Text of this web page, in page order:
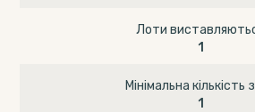
Лоти
1
Мінімальна кількість
1